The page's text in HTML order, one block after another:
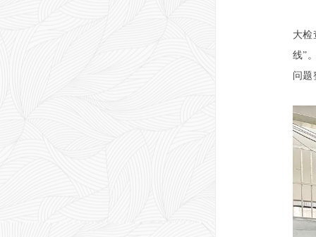
大检
线”
问题